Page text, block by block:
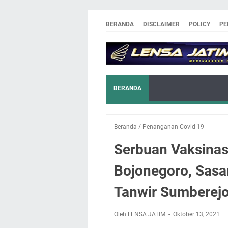
BERANDA DISCLAIMER POLICY
BERANDA
Beranda / Penanganan Covid-19
Serbuan
Bojonegoro,
Tanwir
Oleh LENSA JATIM Oktober 13, 2021